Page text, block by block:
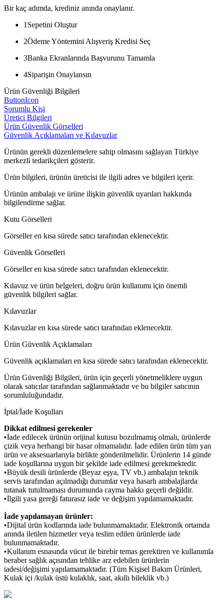
Bir kaç adımda, krediniz anında onaylanır.
1 Sepetini Oluştur
2Ödeme Yöntemini Alışveriş Kredisi Seç
3Banka Ekranlarında Başvurunu Tamamla
4Siparişin Onaylansın
Ürün Güvenliği Bilgileri
ButtonIcon
Sorumlu Kişi
Üretici Bilgileri
Ürün Güvenlik Görselleri
Güvenlik Açıklamaları ve Kılavuzlar
Ürünün gerekli düzenlemelere sahip olmasını sağlayan Türkiye
merkezli tedarikçileri gösterir.
Ürün bilgileri, ürünün üreticisi ile ilgili adres ve bilgileri içerir.
Ürünün ambalajı ve ürüne ilişkin güvenlik uyarıları hakkında
bilgilendirme sağlar.
Kutu Görselleri
Görseller en kısa sürede satıcı tarafından eklenecektir.
Güvenlik Görselleri
Görseller en kısa sürede satıcı tarafından eklenecektir.
Kılavuz ve ürün belgeleri, doğru ürün kullanımı için önemli
güvenlik bilgileri sağlar.
Kılavuzlar
Kılavuzlar en kısa sürede satıcı tarafından eklenecektir.
Ürün Güvenlik Açıklamaları
Güvenlik açıklamaları en kısa sürede satıcı tarafından eklenecektir.
Ürün Güvenliği Bilgileri, ürün için geçerli yönetmeliklere uygun
olarak satıcılar tarafından sağlanmaktadır ve bu bilgiler satıcının
sorumluluğundadır.
İptal/İade Koşulları
Dikkat edilmesi gerekenler
•İade edilecek ürünün orijinal kutusu bozulmamış olmalı, ürünlerde
çizik veya herhangi bir hasar olmamalıdır. İade edilen ürün tüm yan
ürün ve aksesuarlarıyla birlikte gönderilmelidir. Ürünlerin 14 günde
iade koşullarına uygun bir şekilde iade edilmesi gerekmektedir.
•Büyük desili ürünlerde (Beyaz eşya, TV vb.) ambalajın teknik
servis tarafından açılmadığı durumlar veya hasarlı ambalajlarda
tutanak tutulmaması durumunda cayma hakkı geçerli değildir.
•İlgili yasa gereği faturasız iade ve değişim yapılamamaktadır.
İade yapılamayan ürünler:
•Dijital ürün kodlarında iade bulunmamaktadır. Elektronik ortamda
anında iletilen hizmetler veya teslim edilen ürünlerde iade
bulunmamaktadır.
•Kullanım esnasında vücut ile birebir temas gerektiren ve kullanımla
beraber sağlık açısından tehlike arz edebilen ürünlerin
iadesi/değişimi yapılamamaktadır. (Tüm Kişisel Bakım Ürünleri,
Kulak içi /kulak üstü kulaklık, saat, akıllı bileklik vb.)